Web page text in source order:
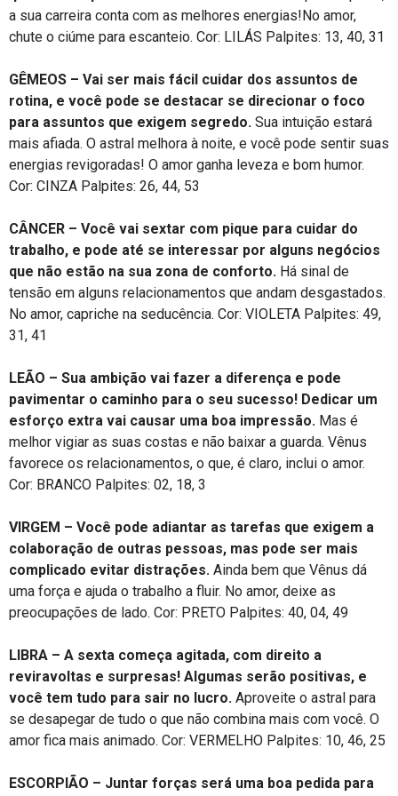
a sua carreira conta com as melhores energias!No amor,
chute o ciúme para escanteio. Cor: LILÁS Palpites: 13, 40, 31
GÊMEOS – Vai ser mais fácil cuidar dos assuntos de
rotina, e você pode se destacar se direcionar o foco
para assuntos que exigem segredo. Sua intuição estará
mais afiada. O astral melhora à noite, e você pode sentir suas
energias revigoradas! O amor ganha leveza e bom humor.
Cor: CINZA Palpites: 26, 44, 53
CÂNCER – Você vai sextar com pique para cuidar do
trabalho, e pode até se interessar por alguns negócios
que não estão na sua zona de conforto. Há sinal de
tensão em alguns relacionamentos que andam desgastados.
No amor, capriche na seducência. Cor: VIOLETA Palpites: 49,
31, 41
LEÃO – Sua ambição vai fazer a diferença e pode
pavimentar o caminho para o seu sucesso! Dedicar um
esforço extra vai causar uma boa impressão. Mas é
melhor vigiar as suas costas e não baixar a guarda. Vênus
favorece os relacionamentos, o que, é claro, inclui o amor.
Cor: BRANCO Palpites: 02, 18, 3
VIRGEM – Você pode adiantar as tarefas que exigem a
colaboração de outras pessoas, mas pode ser mais
complicado evitar distrações. Ainda bem que Vênus dá
uma força e ajuda o trabalho a fluir. No amor, deixe as
preocupações de lado. Cor: PRETO Palpites: 40, 04, 49
LIBRA – A sexta começa agitada, com direito a
reviravoltas e surpresas! Algumas serão positivas, e
você tem tudo para sair no lucro. Aproveite o astral para
se desapegar de tudo o que não combina mais com você. O
amor fica mais animado. Cor: VERMELHO Palpites: 10, 46, 25
ESCORPIÃO – Juntar forças será uma boa pedida para